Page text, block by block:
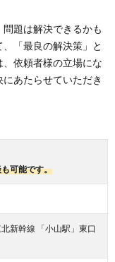
題は解決できるかも
「最良の解決策」と
依頼者様の立場にな
あたらせていただき
可能です。
新幹線 「小山駅」東口